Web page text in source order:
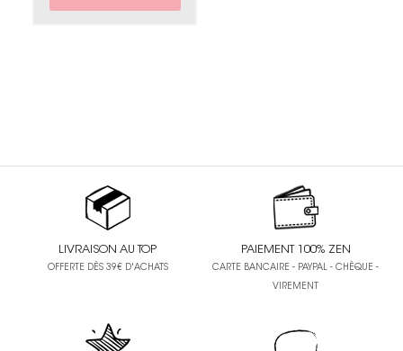
LIVRAISON AU TOP
OFFERTE DÈS 39€ D'ACHATS
PAIEMENT 100% ZEN
CARTE BANCAIRE - PAYPAL - CHÈQUE -
VIREMENT